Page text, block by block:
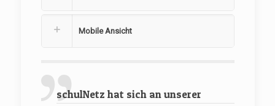
Mobile Ansicht
schulNetz hat sich an unserer